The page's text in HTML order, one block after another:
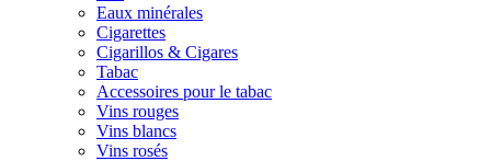
Eaux minérales
Cigarettes
Cigarillos & Cigares
Tabac
Accessoires pour le tabac
Vins rouges
Vins blancs
Vins rosés